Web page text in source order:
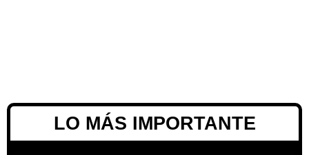
LO MÁS IMPORTANTE